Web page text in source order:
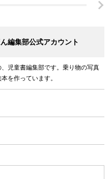
編集部公式アカウント
、児童書編集部です。乗り物の写真
を作っています。